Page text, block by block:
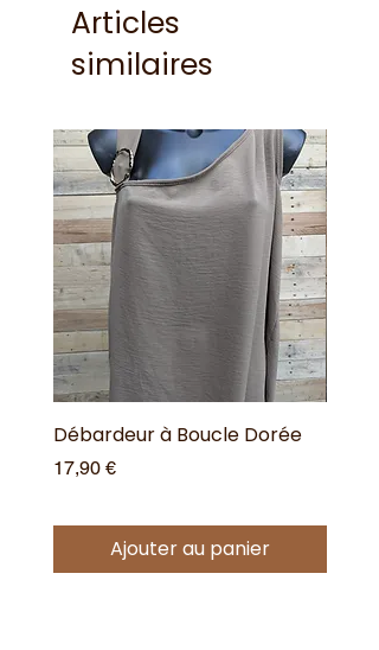
Articles
similaires
Débardeur à Boucle Dorée
Prix
17,90 €
Ajouter au panier